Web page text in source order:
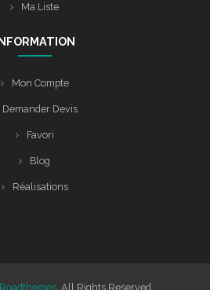
Ma Liste
Mon Compte
Demander Devis
Favori
Blog
Réalisations
Roadthemes, All Rights Reserved.